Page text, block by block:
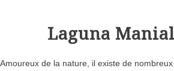
Laguna
Amoureux de la nature, il existe de